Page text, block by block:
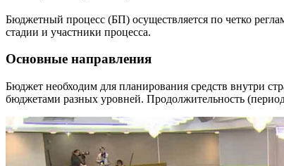
Бюджетный процесс (БП) осуществляется по четко
стадии и участники процесса.
Основные направления
Бюджет необходим для планирования средств внутри
бюджетами разных уровней. Продолжительность